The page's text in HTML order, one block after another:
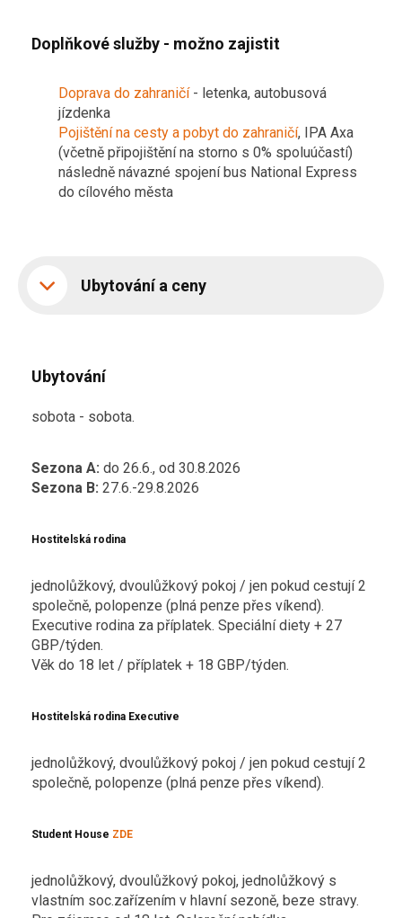
Doplňkové služby - možno zajistit
Doprava do zahraničí- letenka, autobusová
jízdenka
Pojištění na cesty a pobyt do zahraničí, IPA Axa
(včetně připojištění na storno s 0% spoluúčastí)
následně návazné spojení bus National Express
do cílového města
Ubytování a ceny
Ubytování
sobota - sobota.
Sezona A: do 26.6., od 30.8.2026
Sezona B: 27.6.-29.8.2026
Hostitelská rodina
jednolůžkový, dvoulůžkový pokoj / jen pokud cestují 2
společně, polopenze (plná penze přes víkend).
Executive rodina za příplatek. Speciální diety + 27
GBP/týden.
Věk do 18 let / příplatek + 18 GBP/týden.
Hostitelská rodina Executive
jednolůžkový, dvoulůžkový pokoj / jen pokud cestují 2
společně, polopenze (plná penze přes víkend).
Student House ZDE
jednolůžkový, dvoulůžkový pokoj, jednolůžkový s
vlastním soc.zařízením v hlavní sezoně, beze stravy.